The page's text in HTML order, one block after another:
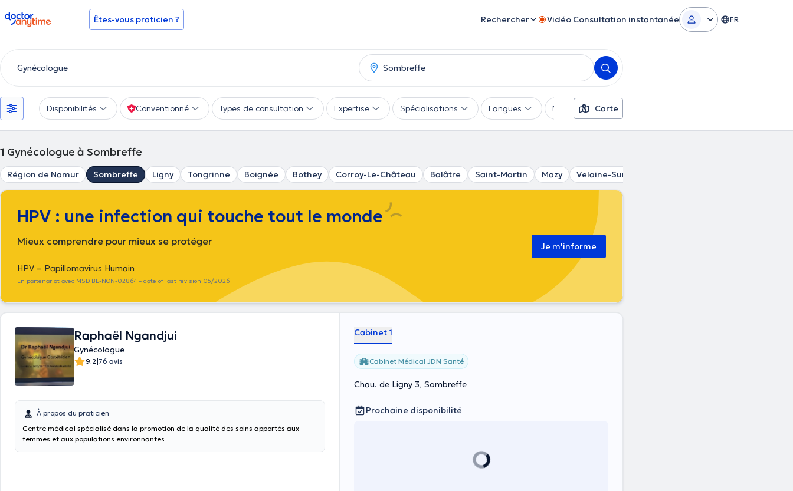
doctoranytime Êtes-vous praticien ? Rechercher Vidéo Consultation instantanée FR
Disponibilités Conventionné Types de consultation Expertise Spécialisations Langues Moyens de paiement
Carte
1 Gynécologue à Sombreffe
Région de Namur Sombreffe Ligny Tongrinne Boignée Bothey Corroy-Le-Château Balâtre Saint-Martin Mazy Velaine-Sur-Sambre
HPV : une infection qui touche tout le monde
Mieux comprendre pour mieux se protéger
HPV = Papillomavirus Humain
En partenariat avec MSD BE-NON-02864 – date of last revision 05/2026
Je m'informe
Raphaël Ngandjui
Gynécologue
9.2|76 avis
À propos du praticien
Centre médical spécialisé dans la promotion de la qualité des soins apportés aux
femmes et aux populations environnantes.
Cabinet 1
Cabinet Médical JDN Santé
Chau. de Ligny 3, Sombreffe
Prochaine disponibilité